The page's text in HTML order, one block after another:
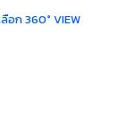
ลือก 360° VIEW